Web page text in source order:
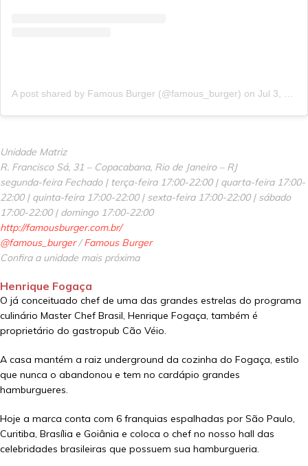
A post shared by Famous Burger (@famous_burger) on Jul 3, 2020 at 2:42pm PDT
Unidade Matriz
R. Francisco Sá, 31 – Copacabana, Rio de Janeiro – RJ
segunda-feira Fechado | terça-feira 17:00-22:00 | quarta-feira 17:00-
22:00 | quinta-feira 17:00-22:00 | sexta-feira 17:00-22:00 | sábado
17:00-22:00 | domingo 17:00-22:00
http://famousburger.com.br/
@famous_burger/Famous Burger
Confira a unidade mais próxima
Henrique Fogaça
O já conceituado chef de uma das grandes estrelas do programa
culinário Master Chef Brasil, Henrique Fogaça, também é
proprietário do gastropub Cão Véio.
A casa mantém a raiz underground da cozinha do Fogaça, estilo
que nunca o abandonou e tem no cardápio grandes
hamburgueres.
Hoje a marca conta com 6 franquias espalhadas por São Paulo,
Curitiba, Brasília e Goiânia e coloca o chef no nosso hall das
celebridades brasileiras que possuem sua hamburgueria.